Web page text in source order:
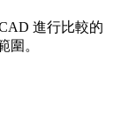
進行比較的
圍。